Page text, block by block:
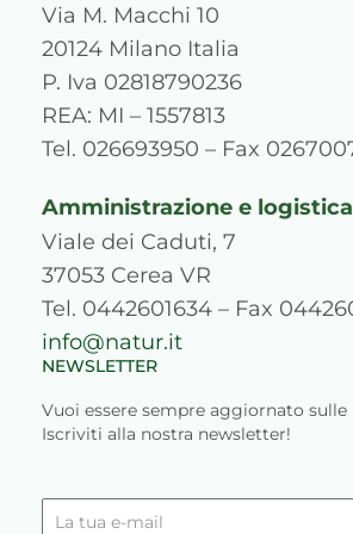
a
g
r
a
m
b
o
o
k
e
Via M. Macchi 10
20124 Milano Italia
P. Iva 02818790236
REA: MI – 1557813
Tel. 026693950 – Fax
Amministrazione e logistica
Viale dei Caduti, 7
37053 Cerea VR
Tel. 0442601634 – Fax
info@natur.it
NEWSLETTER
Vuoi essere sempre aggiornato
Iscriviti alla nostra newsletter!